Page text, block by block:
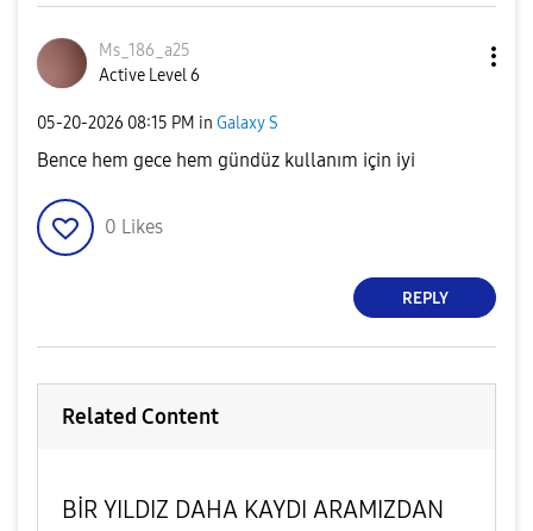
Ms_186_a25
Active Level 6
‎05-20-2026 08:15 PM in Galaxy S
Bence hem gece hem gündüz kullanım için iyi
0 Likes
REPLY
Related Content
BİR YILDIZ DAHA KAYDI ARAMIZDAN